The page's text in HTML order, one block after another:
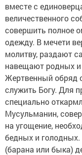
вместе с
величественного
совершить полное
одежду. В мечети
молитву, раздают
навещают родных и
Жертвенный обряд
служить Богу. Для
специально
Мусульманин,
на угощение,
бедных и
(барана или быка)